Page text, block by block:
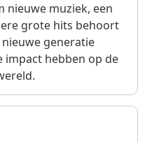
nieuwe muziek, een
grote hits behoort
generatie
impact hebben op de